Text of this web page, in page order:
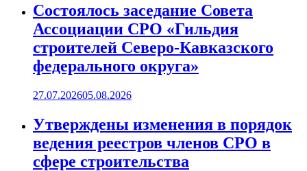
Состоялось заседание Совета
Ассоциации СРО «Гильдия
строителей Северо-Кавказского
федерального округа»
27.07.202605.08.2026
Утверждены изменения в порядок
ведения реестров членов СРО в
сфере строительства